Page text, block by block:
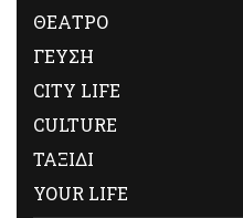
ΘΕΑΤΡΟ
ΓΕΥΣΗ
CITY LIFE
CULTURE
ΤΑΞΙΔΙ
YOUR LIFE